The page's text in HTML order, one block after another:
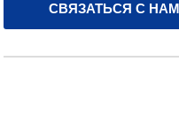
СВЯЗАТЬСЯ С